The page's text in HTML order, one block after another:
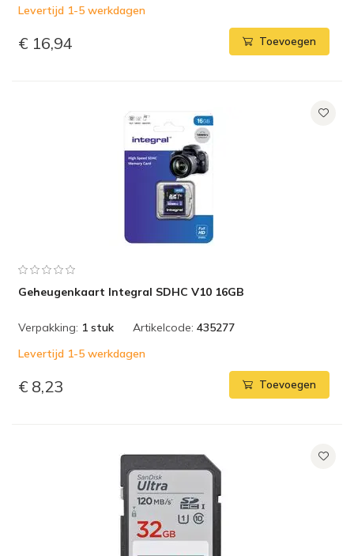
Levertijd 1-5 werkdagen
€ 16,94 Toevoegen
Geheugenkaart Integral SDHC V10 16GB
Verpakking: 1 stuk Artikelcode: 435277
Levertijd 1-5 werkdagen
€ 8,23 Toevoegen